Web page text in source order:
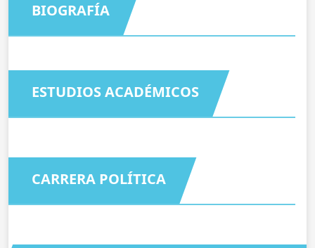
BIOGRAFÍA
ESTUDIOS ACADÉMICOS
CARRERA POLÍTICA